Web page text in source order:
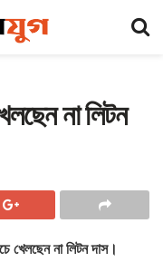
না লিটন
খেলছেন না লিটন দাস।